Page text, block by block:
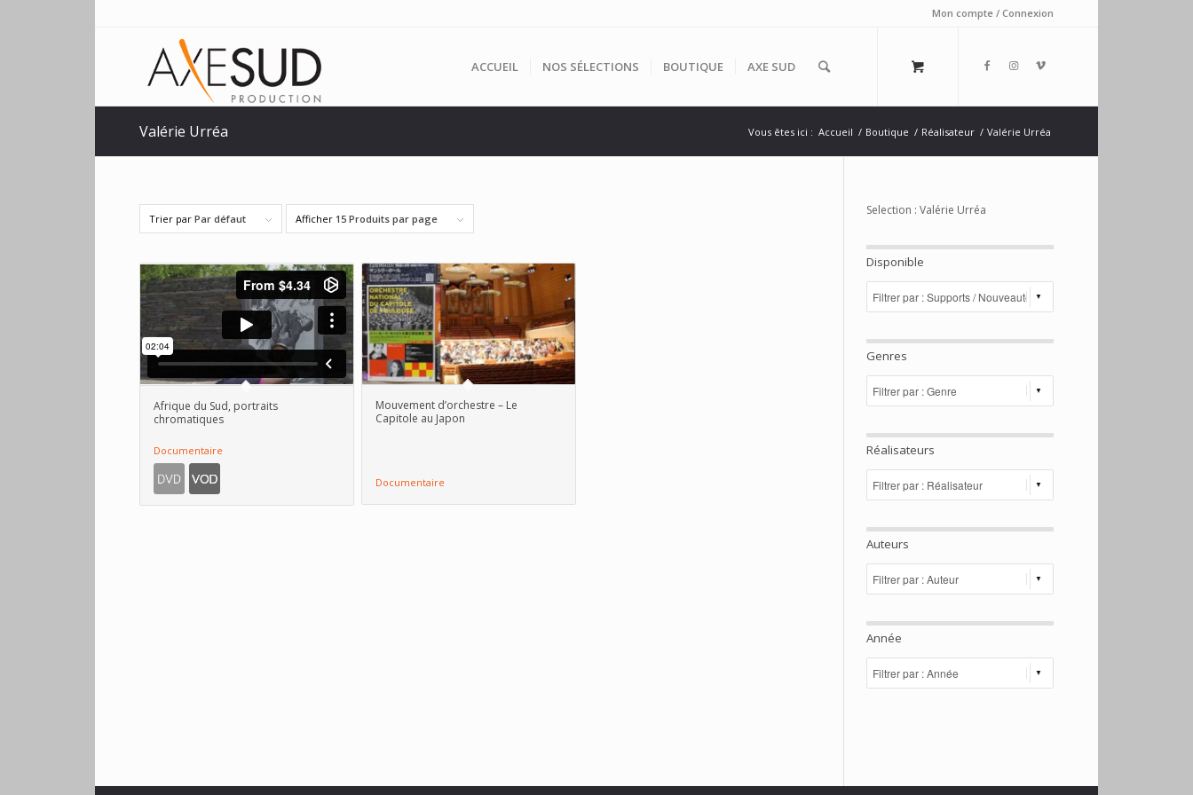
Mon compte / Connexion
ACCUEIL NOS SÉLECTIONS BOUTIQUE AXE SUD
Valérie Urréa Vous êtes ici : Accueil / Boutique / Réalisateur / Valérie Urréa
Trier par Par défaut Afficher 15 Produits par page
Afrique du Sud, portraits
chromatiques
Documentaire
Mouvement d’orchestre – Le
Capitole au Japon
Documentaire
Selection : Valérie Urréa
Disponible
Genres
Réalisateurs
Auteurs
Année